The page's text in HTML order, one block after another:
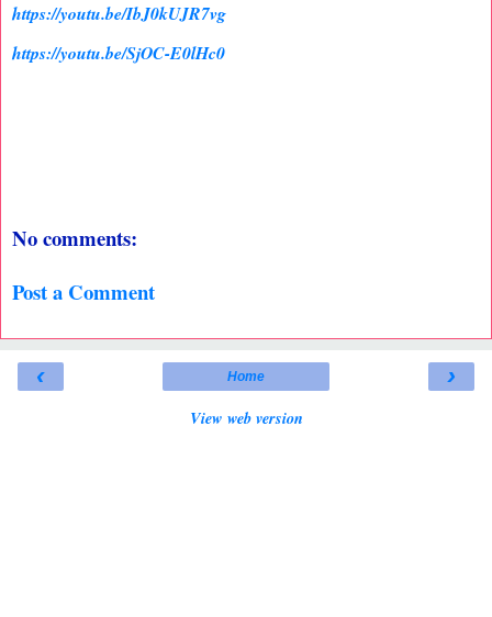
https://youtu.be/IbJ0kUJR7vg
https://youtu.be/SjOC-E0lHc0
No comments:
Post a Comment
‹ ›
Home
View web version